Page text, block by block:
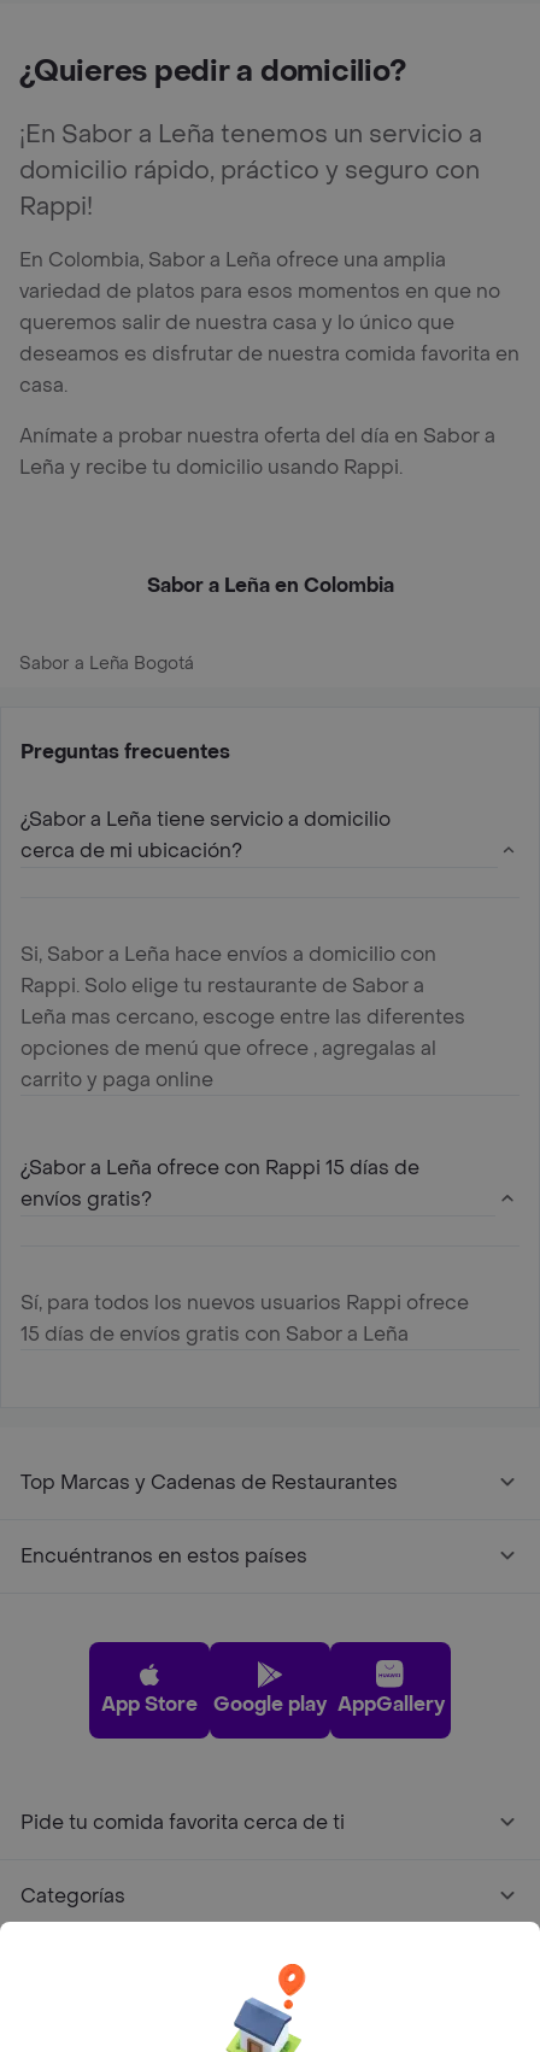
¿Quieres pedir a domicilio?
¡En Sabor a Leña tenemos un servicio a
domicilio rápido, práctico y seguro con
Rappi!
En Colombia, Sabor a Leña ofrece una amplia
variedad de platos para esos momentos en que no
queremos salir de nuestra casa y lo único que
deseamos es disfrutar de nuestra comida favorita en
casa.
Anímate a probar nuestra oferta del día en Sabor a
Leña y recibe tu domicilio usando Rappi.
Sabor a Leña en Colombia
Sabor a Leña Bogotá
Preguntas frecuentes
¿Sabor a Leña tiene servicio a domicilio
cerca de mi ubicación?
Si, Sabor a Leña hace envíos a domicilio con
Rappi. Solo elige tu restaurante de Sabor a
Leña mas cercano, escoge entre las diferentes
opciones de menú que ofrece , agregalas al
carrito y paga online
¿Sabor a Leña ofrece con Rappi 15 días de
envíos gratis?
Sí, para todos los nuevos usuarios Rappi ofrece
15 días de envíos gratis con Sabor a Leña
Top Marcas y Cadenas de Restaurantes
Encuéntranos en estos países
App Store Google play AppGallery
Pide tu comida favorita cerca de ti
Categorías